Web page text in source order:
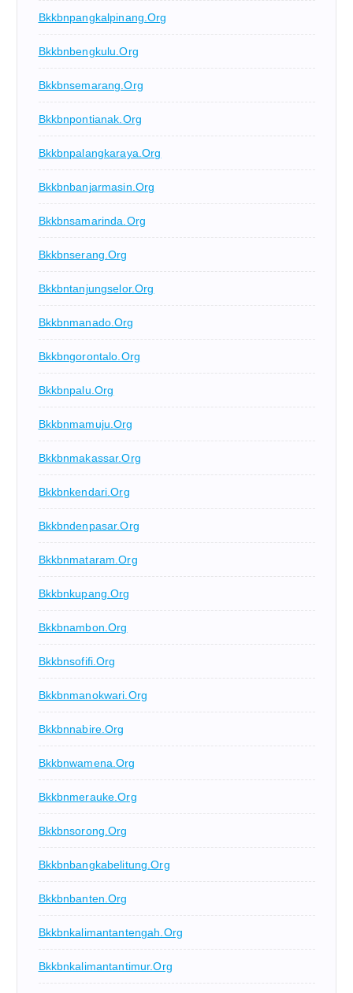
Bkkbnpangkalpinang.org
Bkkbnbengkulu.org
Bkkbnsemarang.org
Bkkbnpontianak.org
Bkkbnpalangkaraya.org
Bkkbnbanjarmasin.org
Bkkbnsamarinda.org
Bkkbnserang.org
Bkkbntanjungselor.org
Bkkbnmanado.org
Bkkbngorontalo.org
Bkkbnpalu.org
Bkkbnmamuju.org
Bkkbnmakassar.org
Bkkbnkendari.org
Bkkbndenpasar.org
Bkkbnmataram.org
Bkkbnkupang.org
Bkkbnambon.org
Bkkbnsofifi.org
Bkkbnmanokwari.org
Bkkbnnabire.org
Bkkbnwamena.org
Bkkbnmerauke.org
Bkkbnsorong.org
Bkkbnbangkabelitung.org
Bkkbnbanten.org
Bkkbnkalimantantengah.org
Bkkbnkalimantantimur.org